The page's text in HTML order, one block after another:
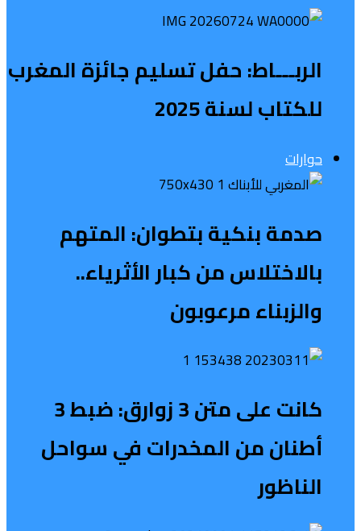
الربـــاط: حفل تسليم جائزة المغرب
للكتاب لسنة 2025
حوارات
صدمة بنكية بتطوان: المتهم
بالاختلاس من كبار الأثرياء..
والزبناء مرعوبون
كانت على متن 3 زوارق: ضبط 3
أطنان من المخدرات في سواحل
الناظور